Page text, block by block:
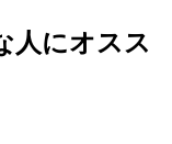
人にオスス